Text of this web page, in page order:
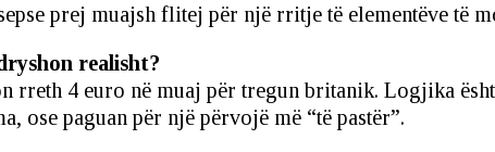
prej muajsh flitej për një rritje të elementëve të
realisht?
4 euro në muaj për tregun britanik. Logjika
ose paguan për një përvojë më “të pastër”.